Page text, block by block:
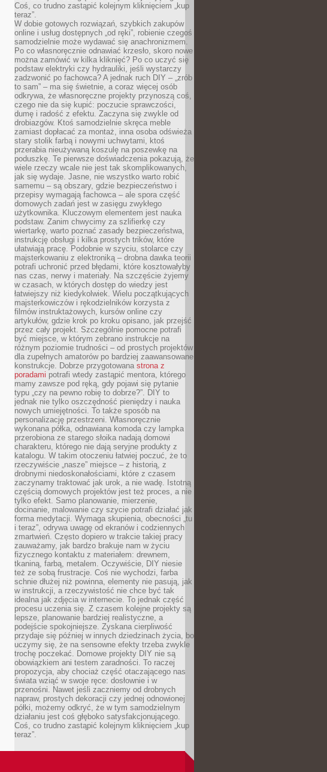
Coś, co trudno zastąpić kolejnym kliknięciem „kup
teraz”.
W dobie gotowych rozwiązań, szybkich zakupów
online i usług dostępnych „od ręki”, robienie czegoś
samodzielnie może wydawać się anachronizmem.
Po co własnoręcznie odnawiać krzesło, skoro nowe
można zamówić w kilka kliknięć? Po co uczyć się
podstaw elektryki czy hydrauliki, jeśli wystarczy
zadzwonić po fachowca? A jednak ruch DIY – „zrób
to sam” – ma się świetnie, a coraz więcej osób
odkrywa, że własnoręczne projekty przynoszą coś,
czego nie da się kupić: poczucie sprawczości,
dumę i radość z efektu. Zaczyna się zwykle od
drobiazgów. Ktoś samodzielnie skręca meble
zamiast dopłacać za montaż, inna osoba odświeża
stary stolik farbą i nowymi uchwytami, ktoś
przerabia nieużywaną koszulę na poszewkę na
poduszkę. Te pierwsze doświadczenia pokazują, że
wiele rzeczy wcale nie jest tak skomplikowanych,
jak się wydaje. Jasne, nie wszystko warto robić
samemu – są obszary, gdzie bezpieczeństwo i
przepisy wymagają fachowca – ale spora część
domowych zadań jest w zasięgu zwykłego
użytkownika. Kluczowym elementem jest nauka
podstaw. Zanim chwycimy za szlifierkę czy
wiertarkę, warto poznać zasady bezpieczeństwa,
instrukcję obsługi i kilka prostych trików, które
ułatwiają pracę. Podobnie w szyciu, stolarce czy
majsterkowaniu z elektroniką – drobna dawka teorii
potrafi uchronić przed błędami, które kosztowałyby
nas czas, nerwy i materiały. Na szczęście żyjemy
w czasach, w których dostęp do wiedzy jest
łatwiejszy niż kiedykolwiek. Wielu początkujących
majsterkowiczów i rękodzielników korzysta z
filmów instruktażowych, kursów online czy
artykułów, gdzie krok po kroku opisano, jak przejść
przez cały projekt. Szczególnie pomocne potrafi
być miejsce, w którym zebrano instrukcje na
różnym poziomie trudności – od prostych projektów
dla zupełnych amatorów po bardziej zaawansowane
konstrukcje. Dobrze przygotowana strona z
poradami potrafi wtedy zastąpić mentora, którego
mamy zawsze pod ręką, gdy pojawi się pytanie
typu „czy na pewno robię to dobrze?”. DIY to
jednak nie tylko oszczędność pieniędzy i nauka
nowych umiejętności. To także sposób na
personalizację przestrzeni. Własnoręcznie
wykonana półka, odnawiana komoda czy lampka
przerobiona ze starego słoika nadają domowi
charakteru, którego nie dają seryjne produkty z
katalogu. W takim otoczeniu łatwiej poczuć, że to
rzeczywiście „nasze” miejsce – z historią, z
drobnymi niedoskonałościami, które z czasem
zaczynamy traktować jak urok, a nie wadę. Istotną
częścią domowych projektów jest też proces, a nie
tylko efekt. Samo planowanie, mierzenie,
docinanie, malowanie czy szycie potrafi działać jak
forma medytacji. Wymaga skupienia, obecności „tu
i teraz”, odrywa uwagę od ekranów i codziennych
zmartwień. Często dopiero w trakcie takiej pracy
zauważamy, jak bardzo brakuje nam w życiu
fizycznego kontaktu z materiałem: drewnem,
tkaniną, farbą, metalem. Oczywiście, DIY niesie
też ze sobą frustracje. Coś nie wychodzi, farba
schnie dłużej niż powinna, elementy nie pasują, jak
w instrukcji, a rzeczywistość nie chce być tak
idealna jak zdjęcia w internecie. To jednak część
procesu uczenia się. Z czasem kolejne projekty są
lepsze, planowanie bardziej realistyczne, a
podejście spokojniejsze. Zyskana cierpliwość
przydaje się później w innych dziedzinach życia, bo
uczymy się, że na sensowne efekty trzeba zwykle
trochę poczekać. Domowe projekty DIY nie są
obowiązkiem ani testem zaradności. To raczej
propozycja, aby chociaż część otaczającego nas
świata wziąć w swoje ręce: dosłownie i w
przenośni. Nawet jeśli zaczniemy od drobnych
napraw, prostych dekoracji czy jednej odnowionej
półki, możemy odkryć, że w tym samodzielnym
działaniu jest coś głęboko satysfakcjonującego.
Coś, co trudno zastąpić kolejnym kliknięciem „kup
teraz”.